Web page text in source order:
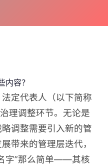
容？
定代表人（以下简称
理调整环节。无论是
调整需要引入新的管
带来的管理层迭代，
字”那么简单——其核